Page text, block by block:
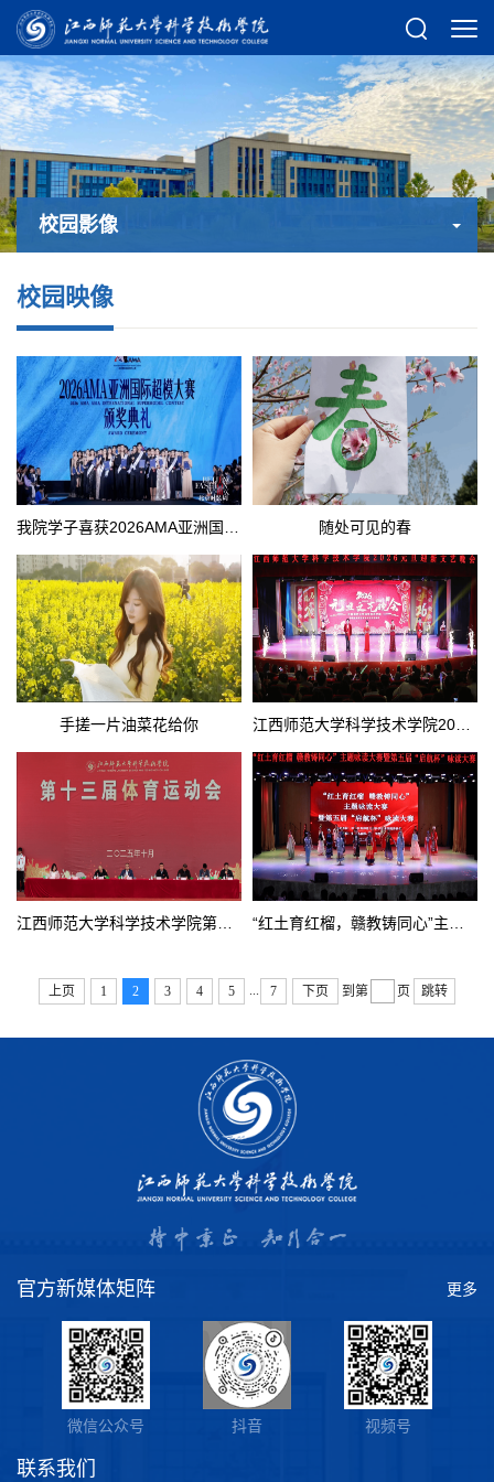
校园影像
校园影像
校园映像
随处可见的春
手搓一片油菜花给你 江西师范大学科学技术学院2026元旦迎新文艺晚会
上页 1 2 3 4 5 ... 7 下页 到第 页 跳转
官方新媒体矩阵 更多
微信公众号 抖音 视频号
联系我们